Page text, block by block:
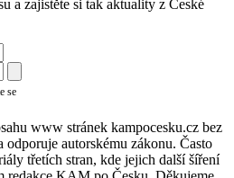
a zajistěte si tak aktuality z České
se
www stránek kampocesku.cz bez
odporuje autorskému zákonu. Často
třetích stran, kde jejich další šíření